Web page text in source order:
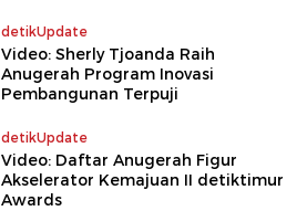
detikUpdate
Video: Sherly Tjoanda Raih
Anugerah Program Inovasi
Pembangunan Terpuji
detikUpdate
Video: Daftar Anugerah Figur
Akselerator Kemajuan II detiktimur
Awards